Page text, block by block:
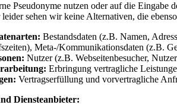
Pseudonyme nutzen oder auf die Eingabe
leider sehen wir keine Alternativen, die
Bestandsdaten (z.B. Namen,
Meta-/Kommunikationsdaten (z.B.
Nutzer (z.B. Webseitenbesucher,
Erbringung vertragliche
Vertragserfüllung und vorvertragliche
Diensteanbieter: